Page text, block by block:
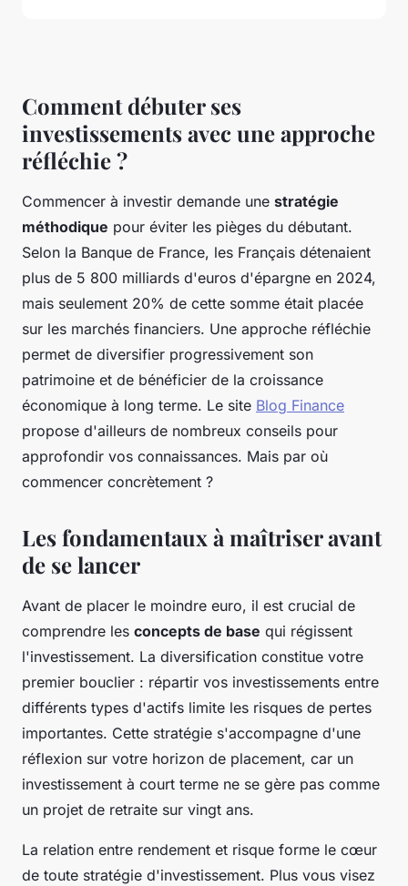
Comment débuter ses
investissements avec une approche
réfléchie ?
Commencer à investir demande une stratégie
méthodique pour éviter les pièges du débutant.
Selon la Banque de France, les Français détenaient
plus de 5 800 milliards d'euros d'épargne en 2024,
mais seulement 20% de cette somme était placée
sur les marchés financiers. Une approche réfléchie
permet de diversifier progressivement son
patrimoine et de bénéficier de la croissance
économique à long terme. Le site Blog Finance
propose d'ailleurs de nombreux conseils pour
approfondir vos connaissances. Mais par où
commencer concrètement ?
Les fondamentaux à maîtriser avant
de se lancer
Avant de placer le moindre euro, il est crucial de
comprendre les concepts de base qui régissent
l'investissement. La diversification constitue votre
premier bouclier : répartir vos investissements entre
différents types d'actifs limite les risques de pertes
importantes. Cette stratégie s'accompagne d'une
réflexion sur votre horizon de placement, car un
investissement à court terme ne se gère pas comme
un projet de retraite sur vingt ans.
La relation entre rendement et risque forme le cœur
de toute stratégie d'investissement. Plus vous visez